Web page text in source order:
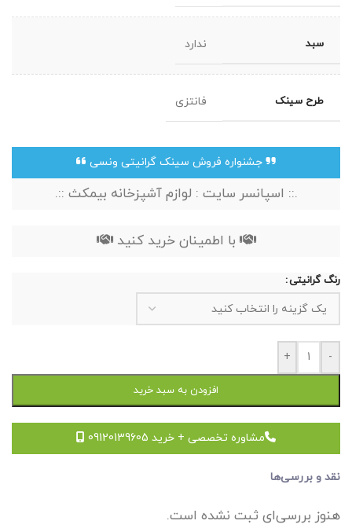
سبد ندارد
طرح سینک فانتزی
جشنواره فروش سینک گرانیتی ونسی
.:: اسپانسر سایت : لوازم آشپزخانه بیمکث ::.
با اطمینان خرید کنید
رنگ گرانیتی
-
+
افزودن به سبد خرید
مشاوره تخصصی + خرید 09120139605
نقد و بررسی‌ها
هنوز بررسی‌ای ثبت نشده است.